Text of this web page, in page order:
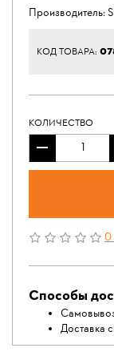
Производитель:
КОД ТОВАРА:
КОЛИЧЕСТВО
0
Способы
Доставка